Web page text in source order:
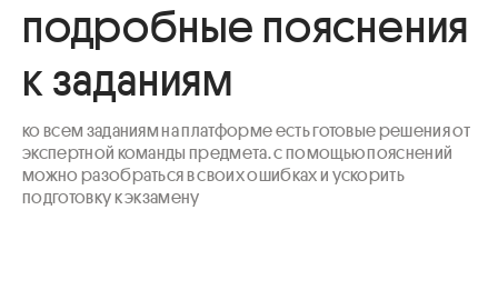
подробные пояснения
к заданиям
ко всем заданиям на платформе есть готовые решения от
экспертной команды предмета. с помощью пояснений
можно разобраться в своих ошибках и ускорить
подготовку к экзамену